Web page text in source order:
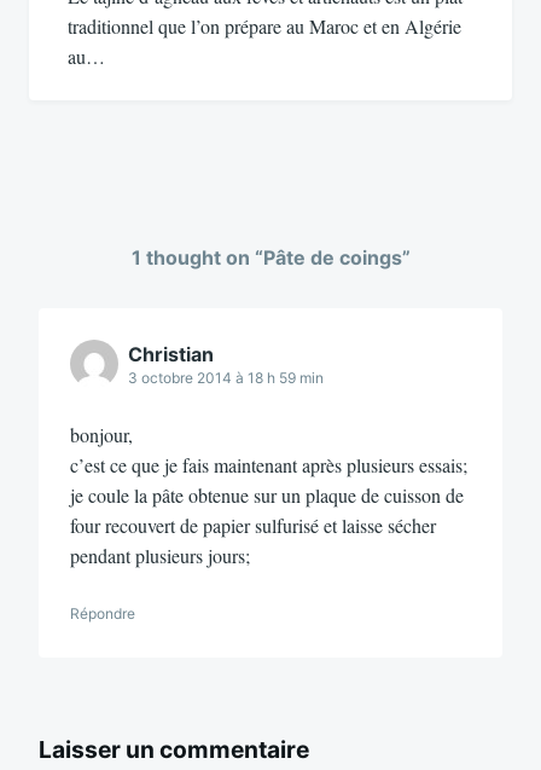
traditionnel que l’on prépare au Maroc et en Algérie
au…
1 thought on “Pâte de coings”
Christian
3 octobre 2014 à 18 h 59 min
bonjour,
c’est ce que je fais maintenant après plusieurs essais;
je coule la pâte obtenue sur un plaque de cuisson de
four recouvert de papier sulfurisé et laisse sécher
pendant plusieurs jours;
Répondre
Laisser un commentaire